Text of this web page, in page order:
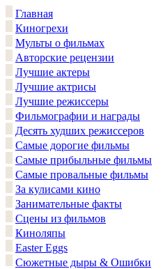
Главная
Киногрехи
Мульты о фильмах
Авторские рецензии
Лучшие актеры
Лучшие актрисы
Лучшие режиссеры
Фильмографии и награды
Десять худших режиссеров
Самые дорогие фильмы
Самые прибыльные фильмы
Самые провальные фильмы
За кулисами кино
Занимательные факты
Сцены из фильмов
Киноляпы
Easter Eggs
Сюжетные дыры & Ошибки